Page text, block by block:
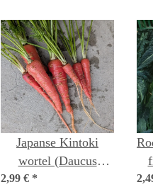
Japanse Kintoki
wortel (Daucus
carota) zaden
2,99 € *